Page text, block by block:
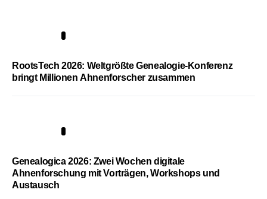
RootsTech 2026: Weltgrößte Genealogie-Konferenz
bringt Millionen Ahnenforscher zusammen
Genealogica 2026: Zwei Wochen digitale
Ahnenforschung mit Vorträgen, Workshops und
Austausch